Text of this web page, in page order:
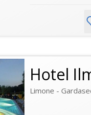
Hotel
Limone -